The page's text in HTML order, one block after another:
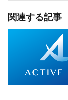
関連する記事